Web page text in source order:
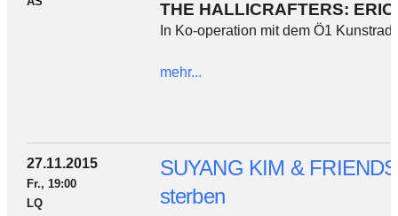
THE HALLICRAFTERS:
In Ko-operation mit dem Ö1
mehr...
27.11.2015
Fr., 19:00
LQ
SUYANG KIM &
sterben